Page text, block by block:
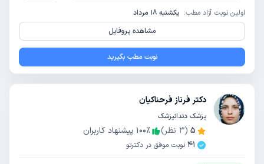
اولین نوبت آزاد مطب: یکشنبه 18 مرداد
مشاهده پروفایل
نوبت مطب بگیرید
دکتر فرناز فرحناکیان
پزشک دندانپزشک
5
(
3 نظر) 100٪
پیشنهاد کاربران
41 نوبت موفق در دکترتو